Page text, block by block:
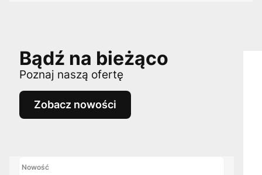
Bądź na bieżąco
Poznaj naszą ofertę
Zobacz nowości
Nowość